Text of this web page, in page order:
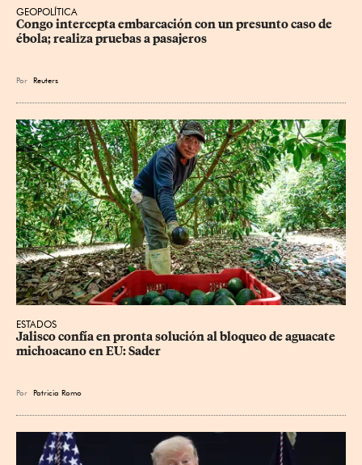
GEOPOLÍTICA
Congo intercepta embarcación con un presunto caso de
ébola; realiza pruebas a pasajeros
Por Reuters
ESTADOS
Jalisco confía en pronta solución al bloqueo de aguacate
michoacano en EU: Sader
Por Patricia Romo